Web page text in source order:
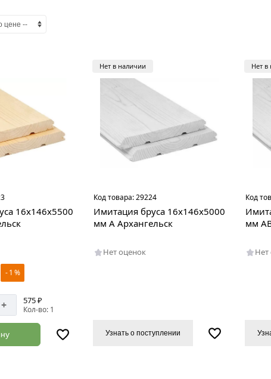
16х146х5500
- 1 %
+ 575 ₽
Кол-во: 1
Нет в наличии
Код товара:29224
Имитация бруса 16х146х5000
мм А Архангельск
Нет оценок
Узнать о поступлении
Нет в
Код
мм
Нет